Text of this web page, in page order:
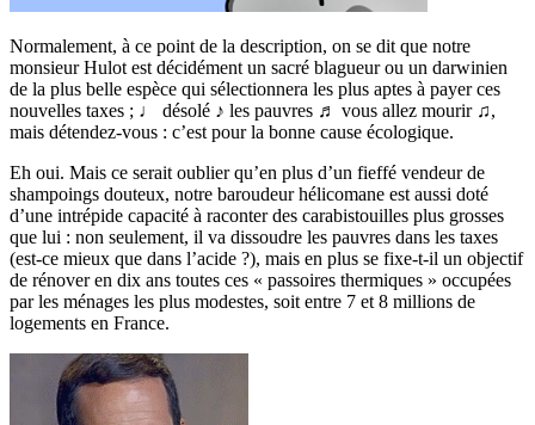
Normalement, à ce point de la description, on se dit que notre
monsieur Hulot est décidément un sacré blagueur ou un darwinien
de la plus belle espèce qui sélectionnera les plus aptes à payer ces
nouvelles taxes ; ♩ désolé ♪ les pauvres ♬ vous allez mourir ♫,
mais détendez-vous : c’est pour la bonne cause écologique.
Eh oui. Mais ce serait oublier qu’en plus d’un fieffé vendeur de
shampoings douteux, notre baroudeur hélicomane est aussi doté
d’une intrépide capacité à raconter des carabistouilles plus grosses
que lui : non seulement, il va dissoudre les pauvres dans les taxes
(est-ce mieux que dans l’acide ?), mais en plus se fixe-t-il un objectif
de rénover en dix ans toutes ces « passoires thermiques » occupées
par les ménages les plus modestes, soit entre 7 et 8 millions de
logements en France.